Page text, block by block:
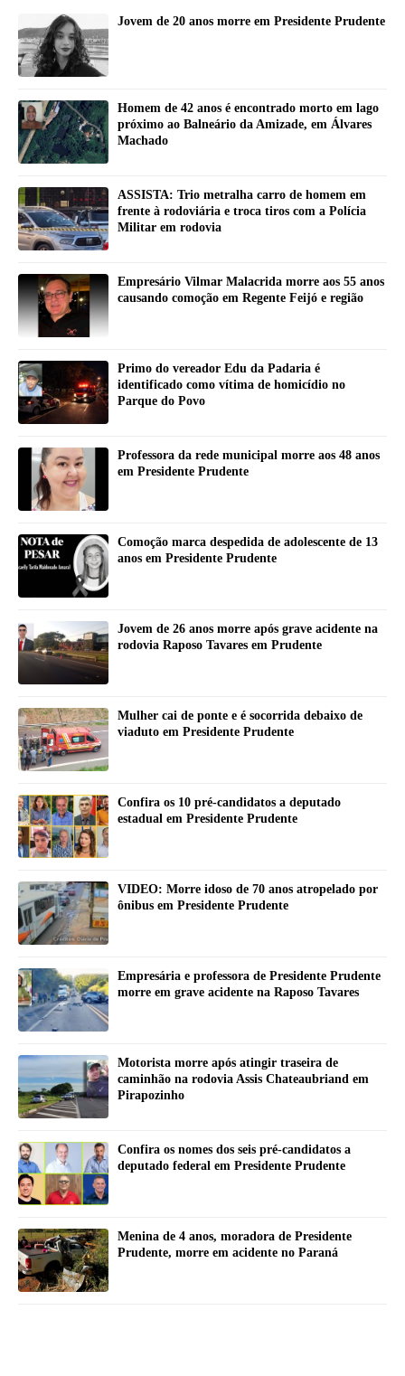
Jovem de 20 anos morre em Presidente Prudente
Homem de 42 anos é encontrado morto em lago
próximo ao Balneário da Amizade, em Álvares
Machado
ASSISTA: Trio metralha carro de homem em
frente à rodoviária e troca tiros com a Polícia
Militar em rodovia
Empresário Vilmar Malacrida morre aos 55 anos
causando comoção em Regente Feijó e região
Primo do vereador Edu da Padaria é
identificado como vítima de homicídio no
Parque do Povo
Professora da rede municipal morre aos 48 anos
em Presidente Prudente
Comoção marca despedida de adolescente de 13
anos em Presidente Prudente
Jovem de 26 anos morre após grave acidente na
rodovia Raposo Tavares em Prudente
Mulher cai de ponte e é socorrida debaixo de
viaduto em Presidente Prudente
Confira os 10 pré-candidatos a deputado
estadual em Presidente Prudente
VIDEO: Morre idoso de 70 anos atropelado por
ônibus em Presidente Prudente
Empresária e professora de Presidente Prudente
morre em grave acidente na Raposo Tavares
Motorista morre após atingir traseira de
caminhão na rodovia Assis Chateaubriand em
Pirapozinho
Confira os nomes dos seis pré-candidatos a
deputado federal em Presidente Prudente
Menina de 4 anos, moradora de Presidente
Prudente, morre em acidente no Paraná